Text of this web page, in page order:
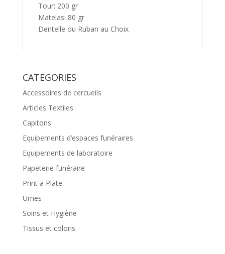
Tour: 200 gr
Matelas: 80 gr
Dentelle ou Ruban au Choix
CATEGORIES
Accessoires de cercueils
Articles Textiles
Capitons
Equipements d’espaces funéraires
Equipements de laboratoire
Papeterie funéraire
Print a Plate
Urnes
Soins et Hygiène
Tissus et coloris